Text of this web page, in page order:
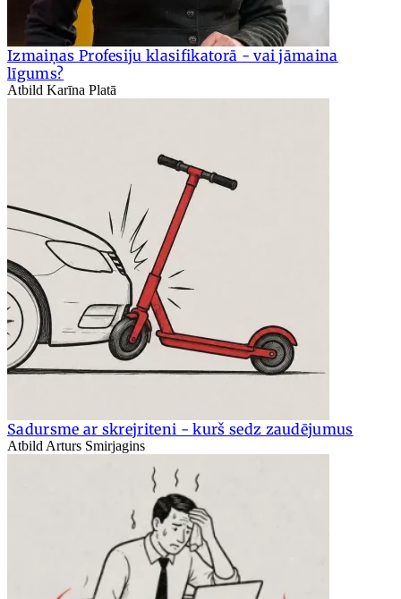
Izmaiņas Profesiju klasifikatorā - vai jāmaina
līgums?
Atbild Karīna Platā
Sadursme ar skrejriteni - kurš sedz zaudējumus
Atbild Arturs Smirjagins